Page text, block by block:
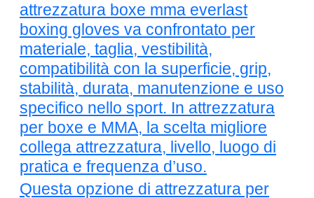
attrezzatura boxe mma everlast
boxing gloves va confrontato per
materiale, taglia, vestibilità,
compatibilità con la superficie, grip,
stabilità, durata, manutenzione e uso
specifico nello sport. In attrezzatura
per boxe e MMA, la scelta migliore
collega attrezzatura, livello, luogo di
pratica e frequenza d’uso.
Questa opzione di attrezzatura per